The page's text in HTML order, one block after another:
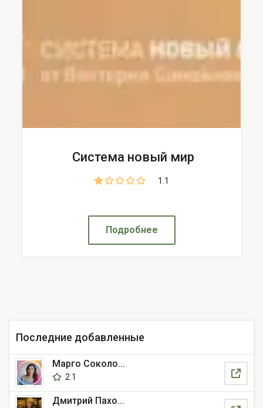
Система новый мир
1.1
Подробнее
Последние добавленные
Марго Соколо...
2.1
Дмитрий Пахо...